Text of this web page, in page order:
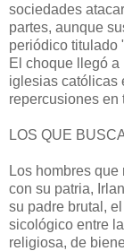
sociedades
partes, aunque
periódico titulado
El choque llegó
iglesias católicas
repercusiones en
LOS QUE
Los hombres
con su patria,
su padre brutal,
sicológico entre
religiosa, de